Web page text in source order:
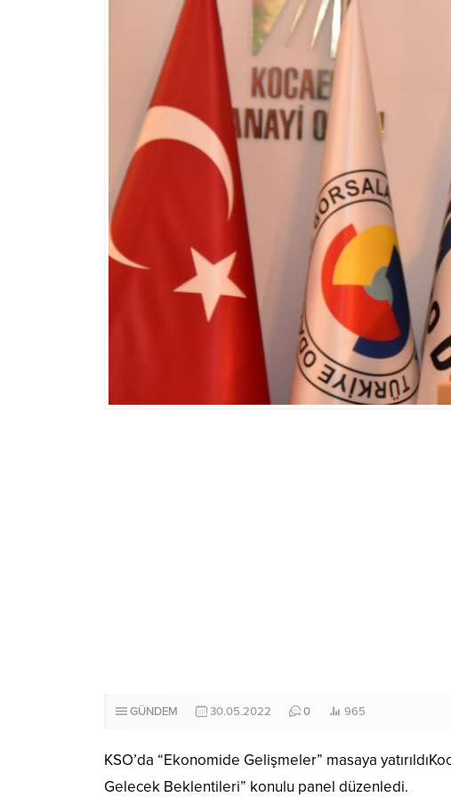
GÜNDEM 30.05.2022 0 965
KSO’da “Ekonomide Gelişmeler” masaya
Gelecek Beklentileri” konulu panel düzenledi.